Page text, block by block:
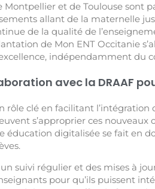
Montpellier et de Toulouse sont
allant de la maternelle
de la qualité de
de Mon ENT Occitanie
indépendamment du
avec la DRAAF
rôle clé en facilitant l’intégration
s’approprier ces nouveaux
éducation digitalisée se fait en
un suivi régulier et des mises à
pour qu’ils puissent